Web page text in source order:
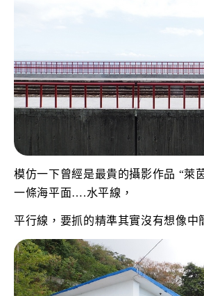
模仿一下曾經是最貴的攝影作品 “
一條海平面….水平線，
平行線，要抓的精準其實沒有想像中